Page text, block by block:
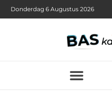
Donderdag 6 Augustus 2026